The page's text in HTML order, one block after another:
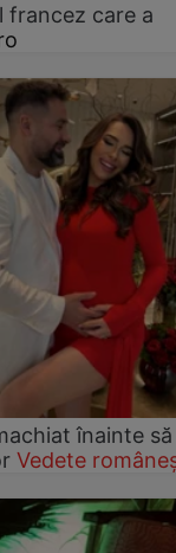
francez care a
înainte să
Vedete